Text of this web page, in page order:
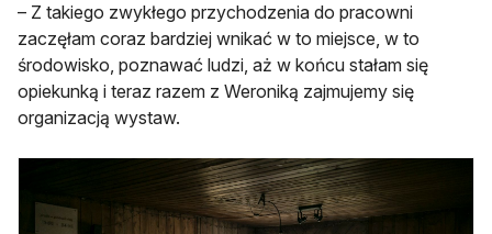
– Z takiego zwykłego przychodzenia do pracowni
zaczęłam coraz bardziej wnikać w to miejsce, w to
środowisko, poznawać ludzi, aż w końcu stałam się
opiekunką i teraz razem z Weroniką zajmujemy się
organizacją wystaw.